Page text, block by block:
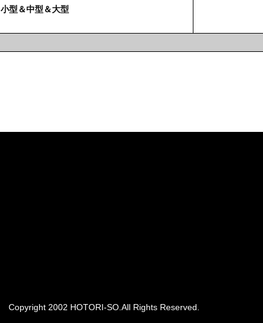
小型＆中型＆大型
Copyright 2002 HOTORI-SO.All Rights Reserved.